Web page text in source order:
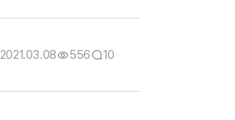
2021.03.08 556 10